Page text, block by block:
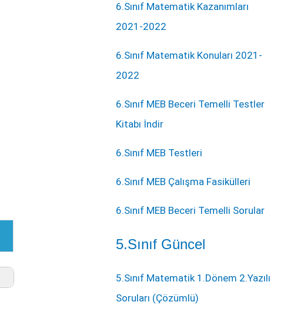
6.Sınıf Matematik Kazanımları
2021-2022
6.Sınıf Matematik Konuları 2021-
2022
6.Sınıf MEB Beceri Temelli Testler
Kitabı İndir
6.Sınıf MEB Testleri
6.Sınıf MEB Çalışma Fasikülleri
6.Sınıf MEB Beceri Temelli Sorular
5.Sınıf Güncel
5.Sınıf Matematik 1.Dönem 2.Yazılı
Soruları (Çözümlü)